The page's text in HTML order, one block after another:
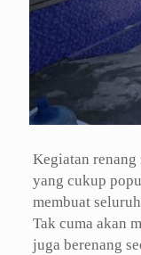
Kegiatan renang
yang cukup
membuat
Tak cuma akan
juga berenang